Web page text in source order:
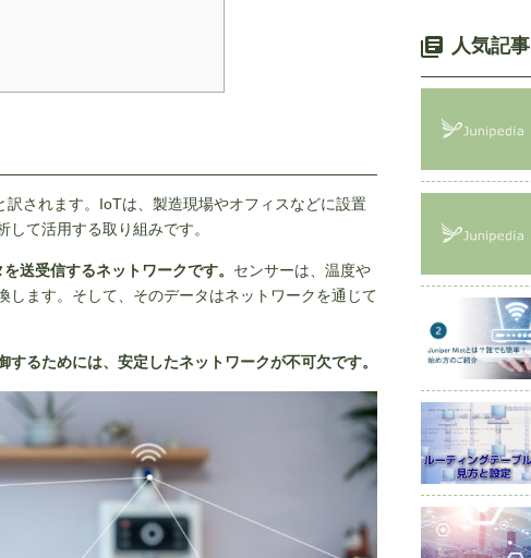
されます。IoTは、製造現場やオフィスなどに設置
て活用する取り組みです。
送受信するネットワークです。 センサーは、温度や
ます。そして、そのデータはネットワークを通じて
るためには、安定したネットワークが不可欠です。
人気記事